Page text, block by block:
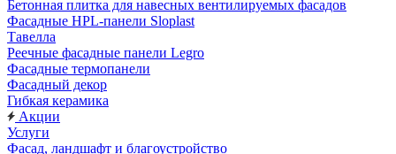
Бетонная плитка для навесных вентилируемых фасадов
Фасадные HPL-панели Sloplast
Тавелла
Реечные фасадные панели Legro
Фасадные термопанели
Фасадный декор
Гибкая керамика
Акции
Услуги
Фасад, ландшафт и благоустройство